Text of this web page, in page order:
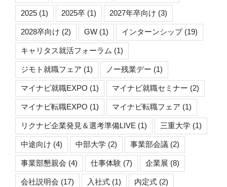
2025 (1) 2025卒 (1) 2027年卒向け (3)
2028卒向け (2) GW (1) インターンシップ(19)
キャリタス就活フォーラム (1)
ジモト就職フェア (1) ノー残業デー (1)
マイナビ就職EXPO (1) マイナビ就職セミナー (2)
マイナビ転職EXPO (1) マイナビ転職フェア (1)
リクナビ企業発見＆選考準備LIVE (1) 三重大学 (1)
中途向け (4) 中部大学 (2) 事業部会議 (2)
事業部懇親会 (4) 仕事体験 (7) 企業展 (8)
会社説明会 (17) 入社式 (1) 内定式 (2)